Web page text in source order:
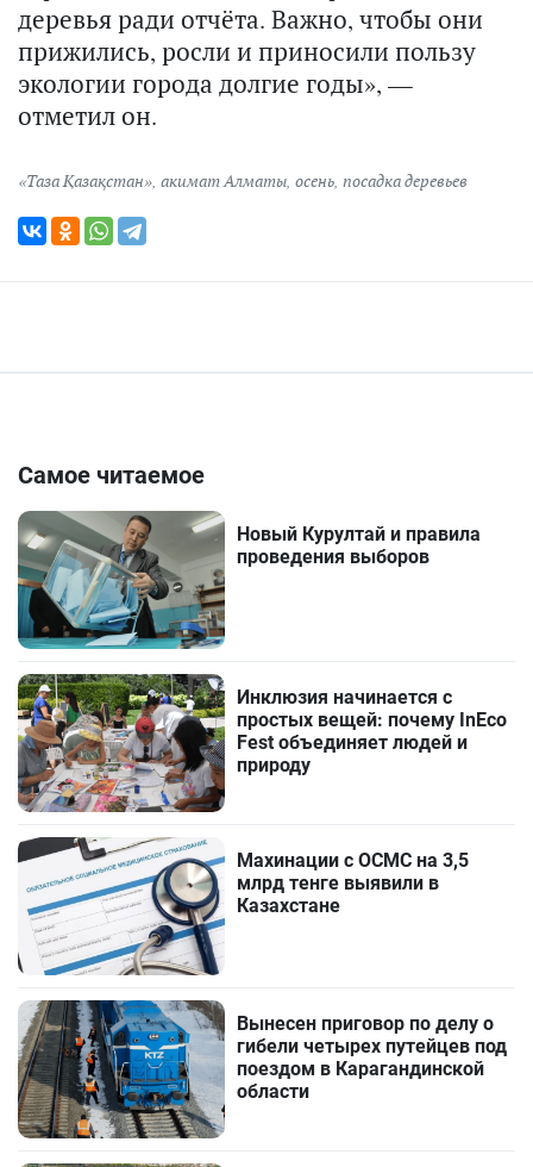
деревья ради отчёта. Важно, чтобы они
прижились, росли и приносили пользу
экологии города долгие годы», —
отметил он.
«Таза Қазақстан» акимат Алматы осень посадка деревьев
Самое читаемое
Новый Курултай и правила
проведения выборов
Инклюзия начинается с
простых вещей: почему InEco
Fest объединяет людей и
природу
Махинации с ОСМС на 3,5
млрд тенге выявили в
Казахстане
Вынесен приговор по делу о
гибели четырех путейцев под
поездом в Карагандинской
области